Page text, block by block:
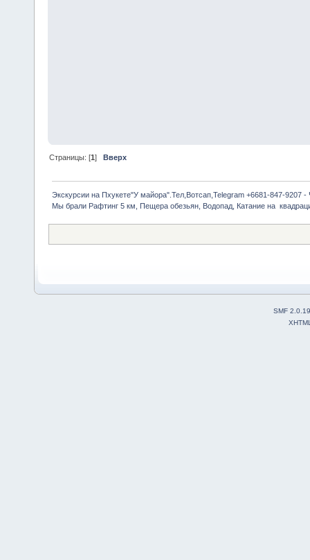
Страницы: [1]Вверх
Экскурсии на Пхукете"У майора".Тел,Вотсап,Telegram +6681-847-9207 -
Мы брали Рафтинг 5 км, Пещера обезьян, Водопад, Катание на
SMF 2.0.19